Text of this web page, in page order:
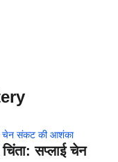
सप्लाई चेन